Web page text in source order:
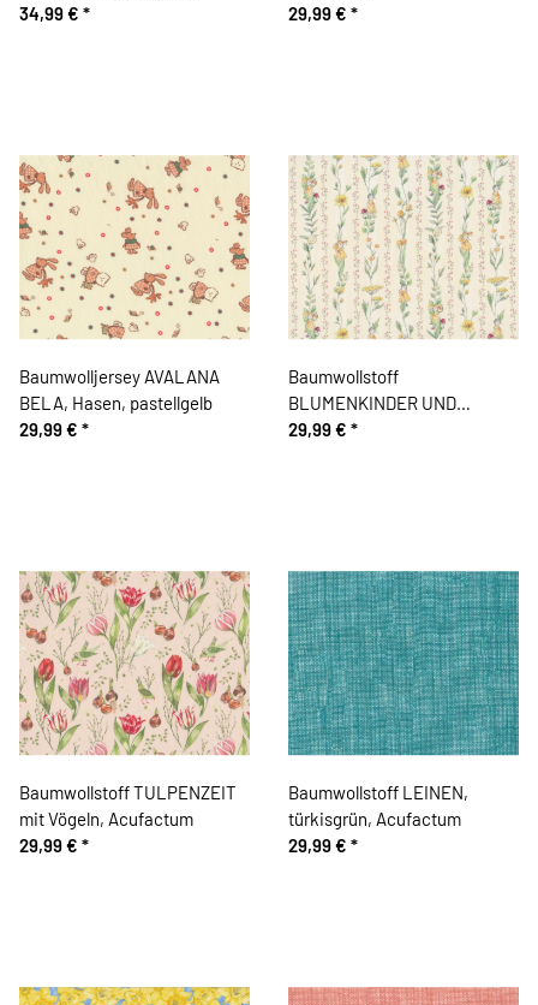
34,99 € *
29,99 € *
Baumwolljersey AVALANA
BELA, Hasen, pastellgelb
29,99 € *
Baumwollstoff
BLUMENKINDER UND
RANKEN, grün-gelb, Carola
29,99 € *
Baumwollstoff TULPENZEIT
mit Vögeln, Acufactum
29,99 € *
Baumwollstoff LEINEN,
türkisgrün, Acufactum
29,99 € *